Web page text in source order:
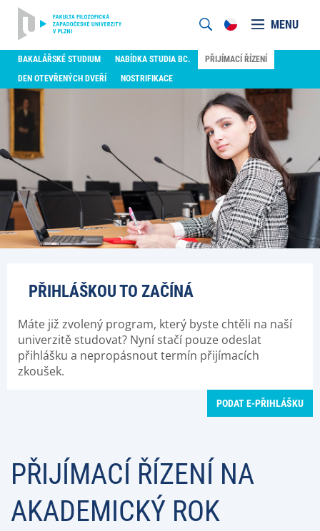
MENU
BAKALÁŘSKÉ STUDIUM NABÍDKA STUDIA BC.
PŘIJÍMACÍ ŘÍZENÍ
DEN OTEVŘENÝCH DVEŘÍ
NOSTRIFIKACE
PŘIHLÁŠKOU TO ZAČÍNÁ
Máte již zvolený program, který byste chtěli na naší
univerzitě studovat? Nyní stačí pouze odeslat
přihlášku a nepropásnout termín přijímacích
zkoušek.
PODAT E-PŘIHLÁŠKU
PŘIJÍMACÍ ŘÍZENÍ NA
AKADEMICKÝ ROK